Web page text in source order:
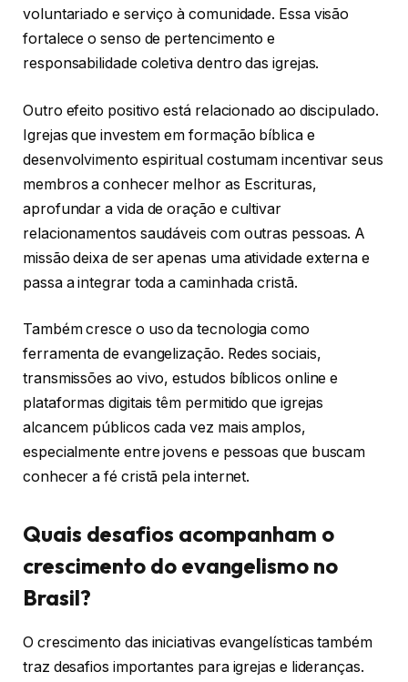
voluntariado e serviço à comunidade. Essa visão
fortalece o senso de pertencimento e
responsabilidade coletiva dentro das igrejas.
Outro efeito positivo está relacionado ao discipulado.
Igrejas que investem em formação bíblica e
desenvolvimento espiritual costumam incentivar seus
membros a conhecer melhor as Escrituras,
aprofundar a vida de oração e cultivar
relacionamentos saudáveis com outras pessoas. A
missão deixa de ser apenas uma atividade externa e
passa a integrar toda a caminhada cristã.
Também cresce o uso da tecnologia como
ferramenta de evangelização. Redes sociais,
transmissões ao vivo, estudos bíblicos online e
plataformas digitais têm permitido que igrejas
alcancem públicos cada vez mais amplos,
especialmente entre jovens e pessoas que buscam
conhecer a fé cristã pela internet.
Quais desafios acompanham o
crescimento do evangelismo no
Brasil?
O crescimento das iniciativas evangelísticas também
traz desafios importantes para igrejas e lideranças.